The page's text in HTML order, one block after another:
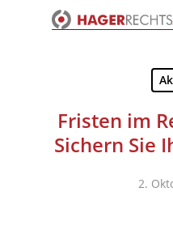
Fristen im
Sichern Sie
2.